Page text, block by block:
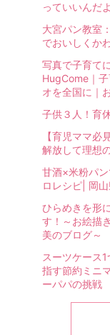
っていいんだ
大宮パン教室
でおいしくか
写真で子育て
HugCome｜
オを全国に｜
子供３人！育
【育児ママ必
解放して理想
甘酒×米粉パ
ロレシピ| 岡
ひらめきを形
す！～お絵描
美のブログ～
スーツケース
指す節約ミニ
ーパパの挑戦